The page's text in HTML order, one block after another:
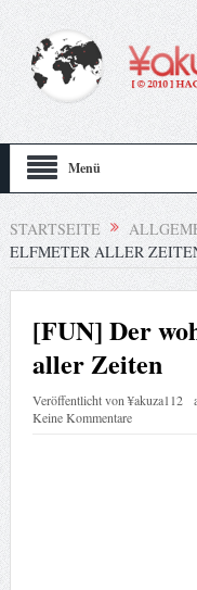
Menü
STARTSEITE
ELFMETER ALLER
[FUN] Der
aller Zeiten
Veröffentlicht von¥akuza112
Keine Kommentare